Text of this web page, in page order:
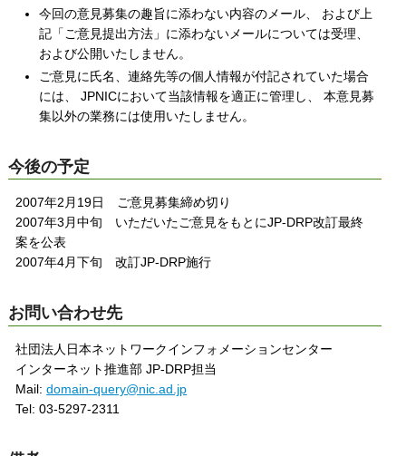
今回の意見募集の趣旨に添わない内容のメール、 および上
記「ご意見提出方法」に添わないメールについては受理、
および公開いたしません。
ご意見に氏名、連絡先等の個人情報が付記されていた場合
には、 JPNICにおいて当該情報を適正に管理し、 本意見募
集以外の業務には使用いたしません。
今後の予定
2007年2月19日 ご意見募集締め切り
2007年3月中旬 いただいたご意見をもとにJP-DRP改訂最終
案を公表
2007年4月下旬 改訂JP-DRP施行
お問い合わせ先
社団法人日本ネットワークインフォメーションセンター
インターネット推進部 JP-DRP担当
Mail:domain-query@nic.ad.jp
Tel: 03-5297-2311